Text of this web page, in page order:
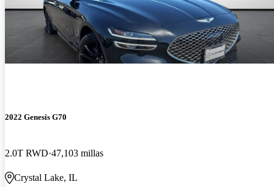
2022 Genesis G70
2.0T RWD 47,103 millas
Crystal Lake, IL